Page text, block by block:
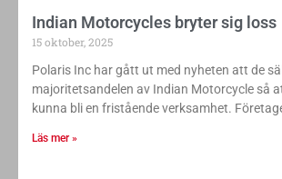
Indian Motorcycles bryter sig loss
15 oktober, 2025
Polaris Inc har gått ut med nyheten att de
majoritetsandelen av Indian Motorcycle så
kunna bli en fristående verksamhet.
Läs mer »